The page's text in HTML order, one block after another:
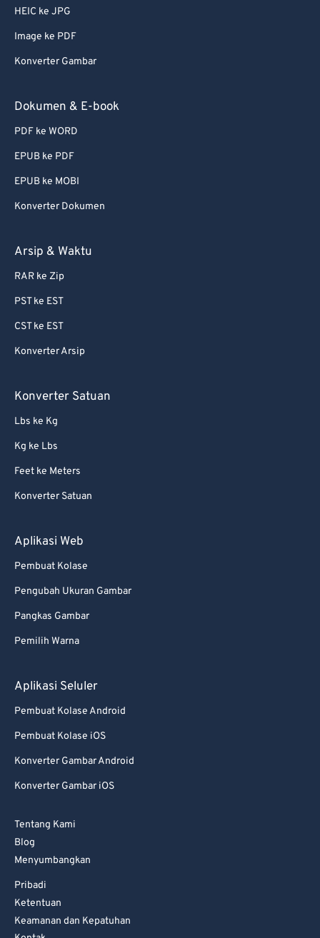
HEIC ke JPG
Image ke PDF
Konverter Gambar
Dokumen & E-book
PDF ke WORD
EPUB ke PDF
EPUB ke MOBI
Konverter Dokumen
Arsip & Waktu
RAR ke Zip
PST ke EST
CST ke EST
Konverter Arsip
Konverter Satuan
Lbs ke Kg
Kg ke Lbs
Feet ke Meters
Konverter Satuan
Aplikasi Web
Pembuat Kolase
Pengubah Ukuran Gambar
Pangkas Gambar
Pemilih Warna
Aplikasi Seluler
Pembuat Kolase Android
Pembuat Kolase iOS
Konverter Gambar Android
Konverter Gambar iOS
Tentang Kami
Blog
Menyumbangkan
Pribadi
Ketentuan
Keamanan dan Kepatuhan